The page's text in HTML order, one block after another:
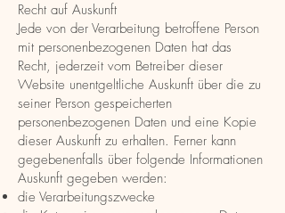
Recht auf Auskunft
Jede von der Verarbeitung betroffene Person
mit personenbezogenen Daten hat das
Recht, jederzeit vom Betreiber dieser
Website unentgeltliche Auskunft über die zu
seiner Person gespeicherten
personenbezogenen Daten und eine Kopie
dieser Auskunft zu erhalten. Ferner kann
gegebenenfalls über folgende Informationen
Auskunft gegeben werden:
die Verarbeitungszwecke